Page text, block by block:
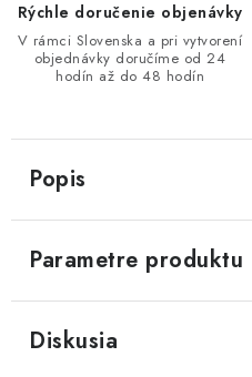
Rýchle doručenie objenávky
V rámci Slovenska a pri vytvorení
objednávky doručíme od 24
hodín až do 48 hodín
Popis
Parametre produktu
Diskusia